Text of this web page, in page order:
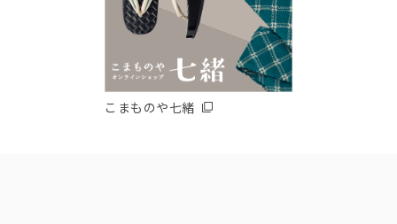
こまものや七緒